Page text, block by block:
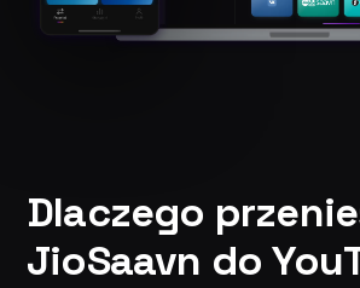
Dlaczego
JioSaavn do